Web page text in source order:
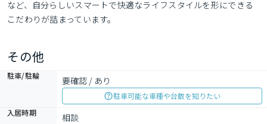
など、自分らしいスマートで快適なライフスタイルを形にできる
こだわりが詰まっています。
その他
駐車/駐輪 要確認 / あり
駐車可能な車種や台数を知りたい
入居時期
相談